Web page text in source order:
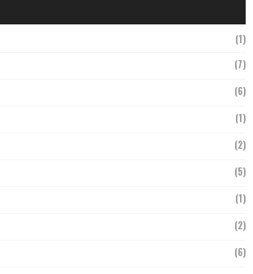
(1)
(7)
(6)
(1)
(2)
(5)
(1)
(2)
(6)